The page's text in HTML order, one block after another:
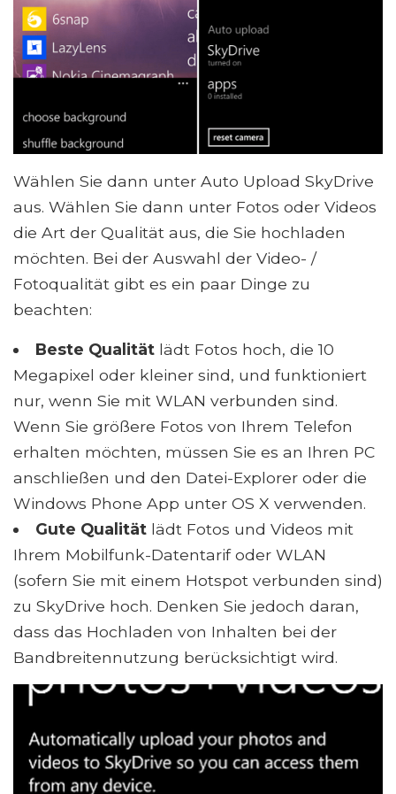
Wählen Sie dann unter Auto Upload SkyDrive
aus. Wählen Sie dann unter Fotos oder Videos
die Art der Qualität aus, die Sie hochladen
möchten. Bei der Auswahl der Video- /
Fotoqualität gibt es ein paar Dinge zu
beachten:
Beste Qualitätlädt Fotos hoch, die 10
Megapixel oder kleiner sind, und funktioniert
nur, wenn Sie mit WLAN verbunden sind.
Wenn Sie größere Fotos von Ihrem Telefon
erhalten möchten, müssen Sie es an Ihren PC
anschließen und den Datei-Explorer oder die
Windows Phone App unter OS X verwenden.
Gute Qualitätlädt Fotos und Videos mit
Ihrem Mobilfunk-Datentarif oder WLAN
(sofern Sie mit einem Hotspot verbunden sind)
zu SkyDrive hoch. Denken Sie jedoch daran,
dass das Hochladen von Inhalten bei der
Bandbreitennutzung berücksichtigt wird.